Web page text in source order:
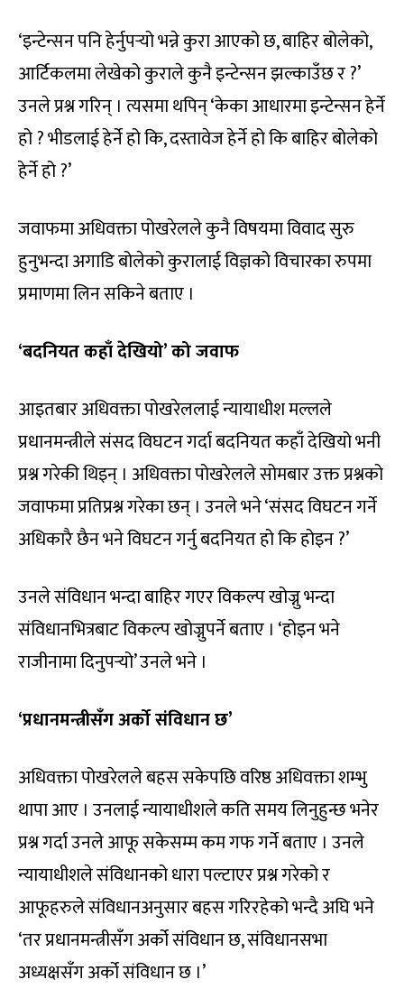
‘इन्टेन्सन पनि हेर्नुपर्‍यो भन्ने कुरा आएको छ, बाहिर बोलेको,
आर्टिकलमा लेखेको कुराले कुनै इन्टेन्सन झल्काउँछ र ?’
उनले प्रश्न गरिन् । त्यसमा थपिन् ‘केका आधारमा इन्टेन्सन हेर्ने
हो ? भीडलाई हेर्ने हो कि, दस्तावेज हेर्ने हो कि बाहिर बोलेको
हेर्ने हो ?’
जवाफमा अधिवक्ता पोखरेलले कुनै विषयमा विवाद सुरु
हुनुभन्दा अगाडि बोलेको कुरालाई विज्ञको विचारका रुपमा
प्रमाणमा लिन सकिने बताए ।
‘बदनियत कहाँ देखियो’ को जवाफ
आइतबार अधिवक्ता पोखरेललाई न्यायाधीश मल्लले
प्रधानमन्त्रीले संसद विघटन गर्दा बदनियत कहाँ देखियो भनी
प्रश्न गरेकी थिइन् । अधिवक्ता पोखरेलले सोमबार उक्त प्रश्नको
जवाफमा प्रतिप्रश्न गरेका छन् । उनले भने ‘संसद विघटन गर्ने
अधिकारै छैन भने विघटन गर्नु बदनियत हो कि होइन ?’
उनले संविधान भन्दा बाहिर गएर विकल्प खोज्नु भन्दा
संविधानभित्रबाट विकल्प खोज्नुपर्ने बताए । ‘होइन भने
राजीनामा दिनुपर्‍यो’ उनले भने ।
‘प्रधानमन्त्रीसँग अर्को संविधान छ’
अधिवक्ता पोखरेलले बहस सकेपछि वरिष्ठ अधिवक्ता शम्भु
थापा आए । उनलाई न्यायाधीशले कति समय लिनुहुन्छ भनेर
प्रश्न गर्दा उनले आफू सकेसम्म कम गफ गर्ने बताए । उनले
न्यायाधीशले संविधानको धारा पल्टाएर प्रश्न गरेको र
आफूहरुले संविधानअनुसार बहस गरिरहेको भन्दै अघि भने
‘तर प्रधानमन्त्रीसँग अर्को संविधान छ, संविधानसभा
अध्यक्षसँग अर्को संविधान छ ।’